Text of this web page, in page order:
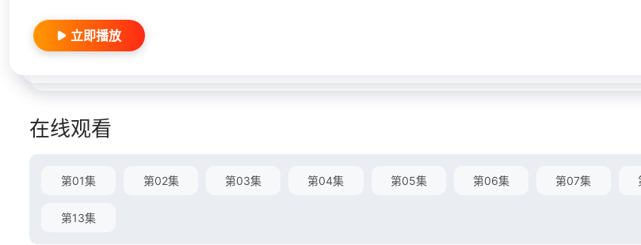
立即播放
在线观看
第01集 第02集 第03集 第04集 第05集 第06集 第07集
第13集